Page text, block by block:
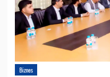
Biznes